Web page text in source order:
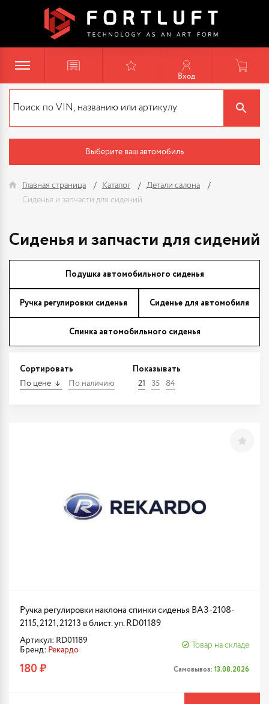
Вход
Выберите ваш автомобиль
Главная страница Каталог
Детали салона
Сиденья и запчасти для сидений
Сиденья и запчасти для сидений
Подушка автомобильного сиденья
Ручка регулировки сиденья Сиденье для автомобиля
Спинка автомобильного сиденья
Сортировать
По цене По наличию
Показывать
21 35 84
Ручка регулировки наклона спинки сиденья ВАЗ-2108-
2115, 2121, 21213 в блист. уп. RD01189
Артикул: RD01189
Бренд: Рекардо
Товар на складе
180 ₽ Самовывоз: 13.08.2026